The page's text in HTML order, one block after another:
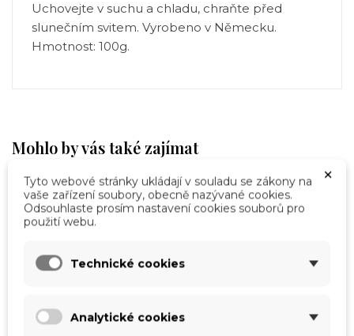
Uchovejte v suchu a chladu, chraňte před
slunečním svitem. Vyrobeno v Německu.
Hmotnost: 100g.
Mohlo by vás také zajímat
add_circle_outline Vytvořit nový seznam
Vytvořit seznam přání
×
Tyto webové stránky ukládají v souladu se zákony na
vaše zařízení soubory, obecně nazývané cookies.
Odsouhlaste prosím nastavení cookies souborů pro
použití webu.
Technické cookies
Analytické cookies